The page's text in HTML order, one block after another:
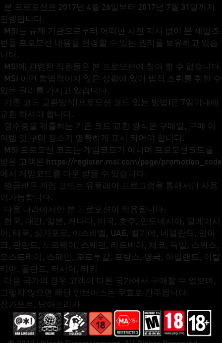
본 프로모션은 2017년 4월 26일부터 2017년 7월 31일까지
진행됩니다.
MSI는 규제 기관으로부터 어떠한 사전 지시 없이 본 세일즈
번들 프로모션 내용을 변경할 수 있는 권리를 보유하고 있습
니다.
MSI에 관련된 직원들은 본 프로모션에 참여 할 수 없습니다.
MSI 어떤 합법적이지 않은 상황에 있어 법적 조취를 취할 수
있는 권리를 가지고 있습니다.
기존 코드 교환방식(프로모션 코드 없는 방법)은 7일이내에
교환 하셔야 합니다.
영수증을 제출하는 기존 코드 교환 방식은 구매일, 구매 아
이템 및 구매 장소가 명확하게 표시 되어야 합니다.
MSI 프로모션 코드는 게임코드가 아니며 프로모션코드를
받은 고객은 https://register.msi.com/page/promotion_code
에서 게임코드를 다운 받을 수 있습니다.
발급받은 게임 코드는 유플레이 프로그램을 통해서만 사용
이가능합니다.
다음 나라에서만 본 프로모션이 적용됩니다:
한국, 대만, 일본, 캐나다, 미국, 호주, 인도네시아, 말레이시
아, 태국, 싱가포르, 이스라엘, UAE, 벨기에, 네덜란드, 덴마
크, 핀란드, 노르웨이, 스웨덴, 라트비아, 체코, 독일, 스위스,
오스트리아, 스페인, 포르투갈, 프랑스, 영국, 아일랜드, 이탈
리아, 폴란드, 러시아, 터키
다음 국가의 경우 고객이 다른 국가에서 구매할 수 없으며,
그렇지 않으면 해당 인보이스는 무효로 간주됩니다.
싱가포르, 남아프리카